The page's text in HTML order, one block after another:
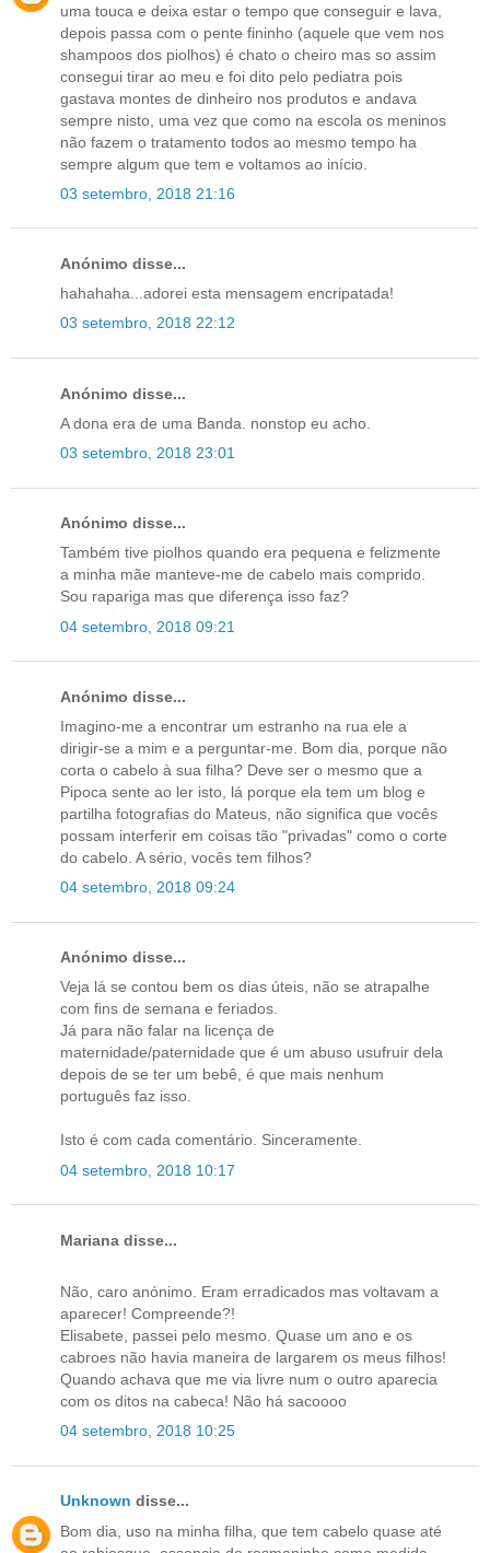
uma touca e deixa estar o tempo que conseguir e lava,
depois passa com o pente fininho (aquele que vem nos
shampoos dos piolhos) é chato o cheiro mas so assim
consegui tirar ao meu e foi dito pelo pediatra pois
gastava montes de dinheiro nos produtos e andava
sempre nisto, uma vez que como na escola os meninos
não fazem o tratamento todos ao mesmo tempo ha
sempre algum que tem e voltamos ao início.
03 setembro, 2018 21:16
Anónimo disse...
hahahaha...adorei esta mensagem encripatada!
03 setembro, 2018 22:12
Anónimo disse...
A dona era de uma Banda. nonstop eu acho.
03 setembro, 2018 23:01
Anónimo disse...
Também tive piolhos quando era pequena e felizmente
a minha mãe manteve-me de cabelo mais comprido.
Sou rapariga mas que diferença isso faz?
04 setembro, 2018 09:21
Anónimo disse...
Imagino-me a encontrar um estranho na rua ele a
dirigir-se a mim e a perguntar-me. Bom dia, porque não
corta o cabelo à sua filha? Deve ser o mesmo que a
Pipoca sente ao ler isto, lá porque ela tem um blog e
partilha fotografias do Mateus, não significa que vocês
possam interferir em coisas tão "privadas" como o corte
do cabelo. A sério, vocês tem filhos?
04 setembro, 2018 09:24
Anónimo disse...
Veja lá se contou bem os dias úteis, não se atrapalhe
com fins de semana e feriados.
Já para não falar na licença de
maternidade/paternidade que é um abuso usufruir dela
depois de se ter um bebê, é que mais nenhum
português faz isso.
Isto é com cada comentário. Sinceramente.
04 setembro, 2018 10:17
Mariana disse...
Não, caro anónimo. Eram erradicados mas voltavam a
aparecer! Compreende?!
Elisabete, passei pelo mesmo. Quase um ano e os
cabroes não havia maneira de largarem os meus filhos!
Quando achava que me via livre num o outro aparecia
com os ditos na cabeca! Não há sacoooo
04 setembro, 2018 10:25
Unknown disse...
Bom dia, uso na minha filha, que tem cabelo quase até